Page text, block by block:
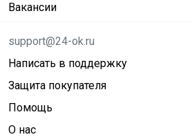
Вакансии
support@24-ok.ru
Написать в поддержку
Защита покупателя
Помощь
О нас